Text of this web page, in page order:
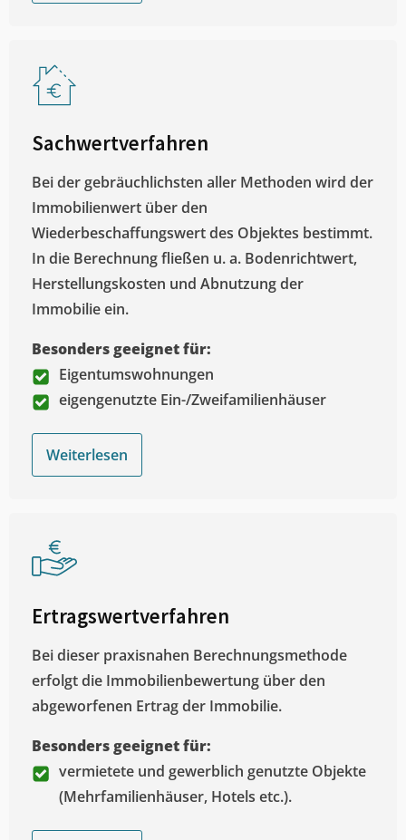
Sachwertverfahren
Bei der gebräuchlichsten aller Methoden wird der
Immobilienwert über den
Wiederbeschaffungswert des Objektes bestimmt.
In die Berechnung fließen u. a. Bodenrichtwert,
Herstellungskosten und Abnutzung der
Immobilie ein.
Besonders geeignet für:
Eigentumswohnungen
eigengenutzte Ein-/Zweifamilienhäuser
Weiterlesen
Ertragswertverfahren
Bei dieser praxisnahen Berechnungsmethode
erfolgt die Immobilienbewertung über den
abgeworfenen Ertrag der Immobilie.
Besonders geeignet für:
vermietete und gewerblich genutzte Objekte
(Mehrfamilienhäuser, Hotels etc.).